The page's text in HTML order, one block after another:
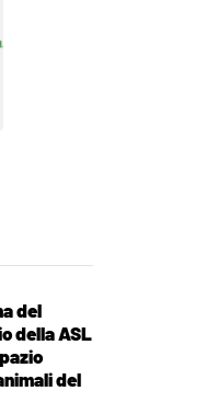
del
della ASL
del